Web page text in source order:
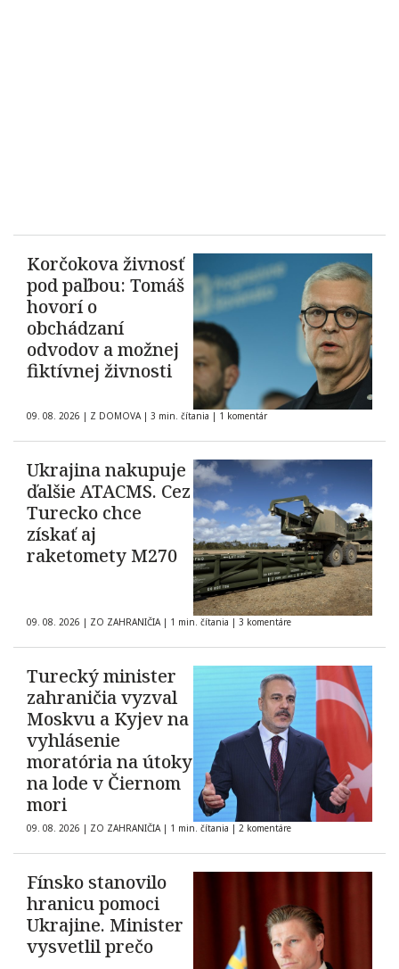
Korčokova živnosť
pod paľbou: Tomáš
hovorí o
obchádzaní
odvodov a možnej
fiktívnej živnosti
09. 08. 2026 | Z DOMOVA | 3 min. čítania | 1 komentár
Ukrajina nakupuje
ďalšie ATACMS. Cez
Turecko chce
získať aj
raketomety M270
09. 08. 2026 | ZO ZAHRANIČIA | 1 min. čítania | 3 komentáre
Turecký minister
zahraničia vyzval
Moskvu a Kyjev na
vyhlásenie
moratória na útoky
na lode v Čiernom
mori
09. 08. 2026 | ZO ZAHRANIČIA | 1 min. čítania | 2 komentáre
Fínsko stanovilo
hranicu pomoci
Ukrajine. Minister
vysvetlil prečo